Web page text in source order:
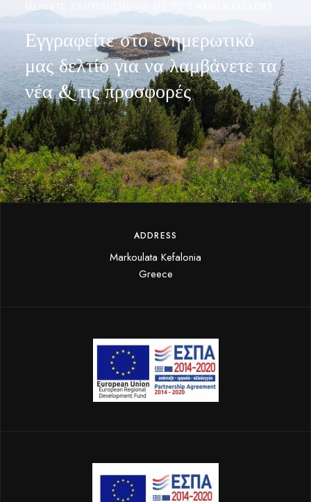
ΜΕΙΝΕΤΕ ΣΥΝΤΟΝΙΣΜΕΝΟΙ ΜΕ ΤΟ CHARISMARESORT
Εγγραφείτε στο ενημερωτικό
μας δελτίο για να λαμβάνετε τα
νέα & τις προσφορές
ADDRESS
Markoulata Kefalonia
Greece